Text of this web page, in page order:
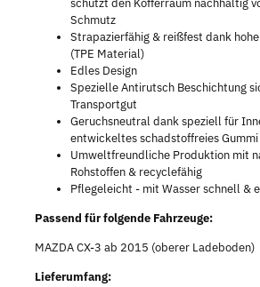
Schmutz
Strapazierfähig & reißfest dank
(TPE Material)
Edles Design
Spezielle Antirutsch Beschichtung
Transportgut
Geruchsneutral dank speziell für
entwickeltes schadstoffreies Gummi
Umweltfreundliche Produktion mit
Rohstoffen & recyclefähig
Pflegeleicht - mit Wasser schnell &
Passend für folgende Fahrzeuge:
MAZDA CX-3 ab 2015 (oberer Ladeboden)
Lieferumfang: